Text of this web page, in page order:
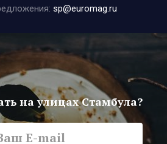
sp@euromag.ru
на улицах Стамбула?